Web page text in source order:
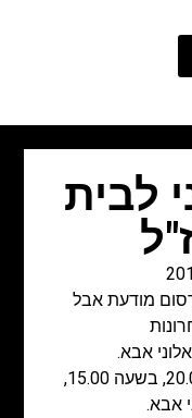
לבית
מודעת אבל
אבא.
ההלוויה תתקיים ביום ד' ה- 20.02.19, בשעה 15.00,
אבא.